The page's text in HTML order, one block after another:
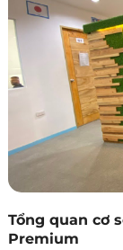
Tổng quan cơ
Premium